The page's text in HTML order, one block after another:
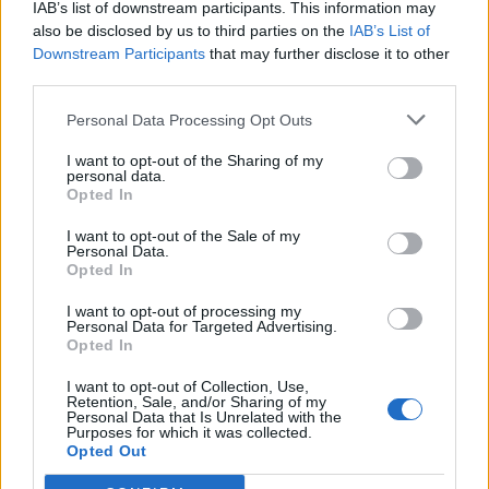
IAB’s list of downstream participants. This information may
also be disclosed by us to third parties on the IAB’s List of
Downstream Participants that may further disclose it to other
Personal Data Processing Opt Outs
I want to opt-out of the Sharing of my
personal data.
Opted In
I want to opt-out of the Sale of my
Personal Data.
Opted In
I want to opt-out of processing my
Personal Data for Targeted Advertising.
Opted In
I want to opt-out of Collection, Use,
Retention, Sale, and/or Sharing of my
Personal Data that Is Unrelated with the
Purposes for which it was collected.
Opted Out
Festival pour enfants
Saperlipopette
Les petits Plats dans
l'Ecran au Théâtre de la
Chocolaterie
COMMENTAIRES
Aujourd'hui Demain
Bowling Star Montpellier
Bowling Star Montpellier combine plusieurs
espaces de divertissement pour petits et